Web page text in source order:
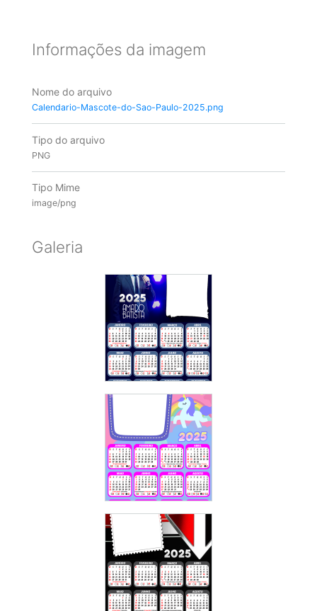
Informações da imagem
Nome do arquivo
Calendario-Mascote-do-Sao-Paulo-2025.png
Tipo do arquivo
PNG
Tipo Mime
image/png
Galeria